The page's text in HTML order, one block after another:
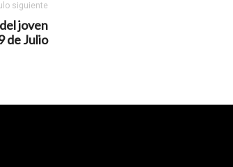
siguiente
joven
de Julio